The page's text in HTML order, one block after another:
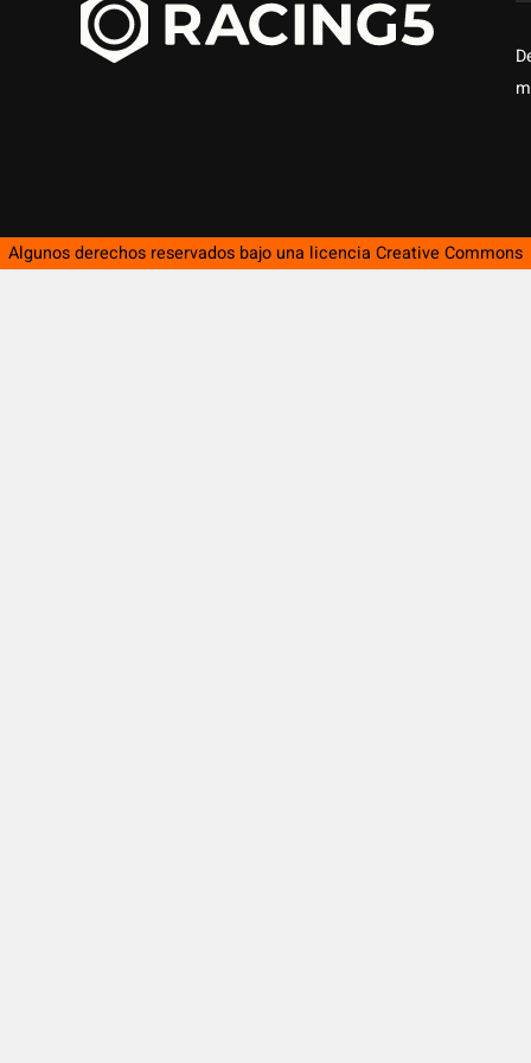
Algunos derechos reservados bajo una licencia Creative Commons